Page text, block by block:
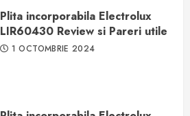
Plita incorporabila Electrolux
LIR60430 Review si Pareri utile
1 OCTOMBRIE 2024